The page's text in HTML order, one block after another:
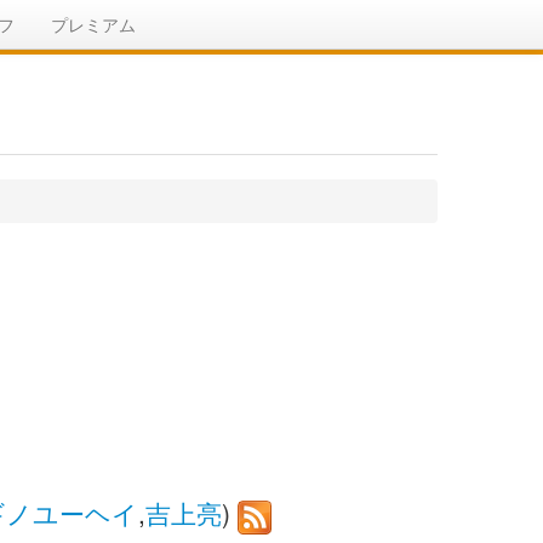
プレミアム
ユーヘイ,吉上亮)